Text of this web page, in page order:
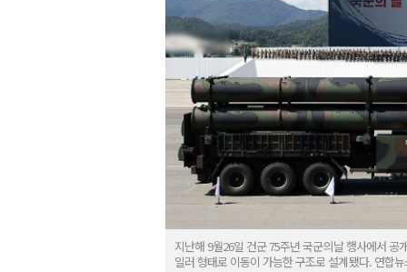
지난해 9월26일 건군 75주년 국군의날 행사에서 공
일러 형태로 이동이 가능한 구조로 설계됐다. 연합뉴